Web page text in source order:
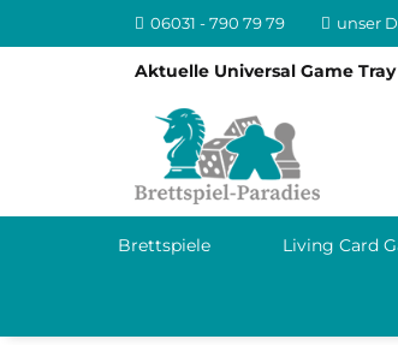
06031 - 790 79 79 unser
Aktuelle Universal Game
Brettspiele Living Card